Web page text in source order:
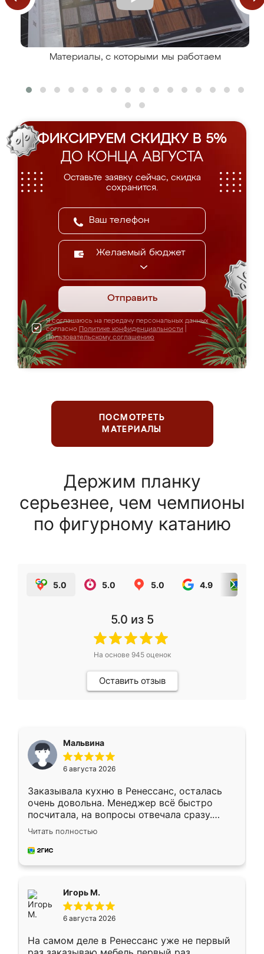
Материалы, с которыми мы работаем
ФИКСИРУЕМ СКИДКУ В 5%
ДО КОНЦА АВГУСТА
Оставьте заявку сейчас, скидка
сохранится.
Желаемый бюджет
Отправить
Я соглашаюсь на передачу персональных данных
согласно Политике конфиденциальности
Пользовательскому соглашению
ПОСМОТРЕТЬ
МАТЕРИАЛЫ
Держим планку
серьезнее, чем чемпионы
по фигурному катанию
5.0 5.0 5.0 4.9
5.0 из 5
На основе 945оценок
Оставить отзыв
Мальвина
6 августа 2026
Заказывала кухню в Ренессанс, осталась
очень довольна. Менеджер всё быстро
посчитала, на вопросы отвечала сразу.
Замерщик приехал в субботу, подошёл к
делу со всей ответственностью. Собрали
за день, ребята работали аккуратно, даже
Читать полностью
Игорь М.
6 августа 2026
На самом деле в Ренессанс уже не первый